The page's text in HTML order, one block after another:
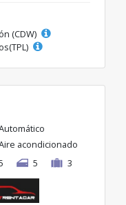
(CDW)
acondicionado
5 3